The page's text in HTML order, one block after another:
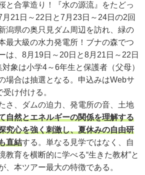
と合掌造り！『水の源流』をたどっ
21日～22日と7月23日～24日の2回
潟県の奥只見ダム周辺を訪れ、緑の
最大級の水力発電所！ブナの森でつ
は、8月19日～20日と8月21日～22日
象は小学4～6年生と保護者（父母）
場合は抽選となる。申込みはWebサ
け付ける。
さ、ダムの迫力、発電所の音、土地
自然とエネルギーの関係を理解する
究心を強く刺激し、夏休みの自由研
直結する。単なる見学ではなく、自
教育を横断的に学べる“生きた教材”と
、本ツアー最大の特徴である。